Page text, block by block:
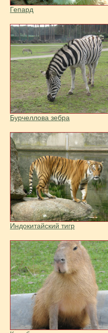
Гепард
Бурчеллова зебра
Индокитайский тигр